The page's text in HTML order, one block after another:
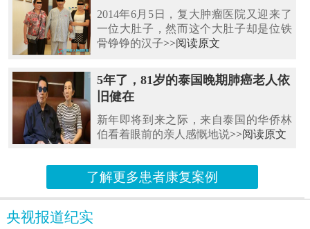
2014年6月5日，复大肿瘤医院又迎来了
一位大肚子，然而这个大肚子却是位铁
骨铮铮的汉子>>阅读原文
5年了，81岁的泰国晚期肺癌老人依
旧健在
新年即将到来之际，来自泰国的华侨林
伯看着眼前的亲人感慨地说>>阅读原文
了解更多患者康复案例
央视报道纪实